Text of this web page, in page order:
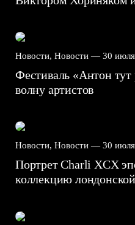
Новости, Новости — 30
Фестиваль «Антон
волну артистов
Новости, Новости — 30
Портрет Charli XCX
коллекцию